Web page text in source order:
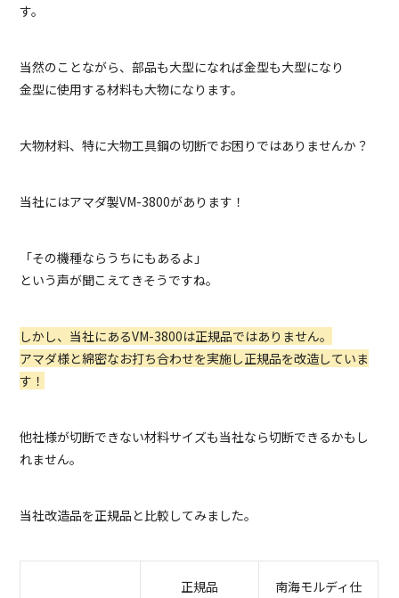
す。
当然のことながら、部品も大型になれば金型も大型になり
金型に使用する材料も大物になります。
大物材料、特に大物工具鋼の切断でお困りではありませんか？
当社にはアマダ製VM-3800があります！
「その機種ならうちにもあるよ」
という声が聞こえてきそうですね。
しかし、当社にあるVM-3800は正規品ではありません。
アマダ様と綿密なお打ち合わせを実施し正規品を改造していま
す！
他社様が切断できない材料サイズも当社なら切断できるかもし
れません。
当社改造品を正規品と比較してみました。
正規品
南海モルディ仕